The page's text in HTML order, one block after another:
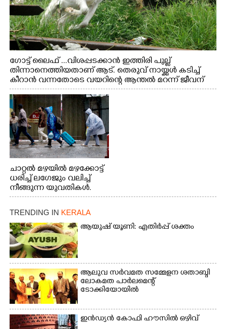
ഗോട്ട് ലൈഫ് ...വിശപ്പടക്കാൻ ഇത്തിരി പുല്ല്
തിന്നാനെത്തിയതാണ് ആട്. തെരുവ് നായ്ക്കൾ കടിച്ച്
കീറാൻ വന്നതോടെ വയറിന്റെ ആന്തൽ മറന്ന് ജീവന്
വേണ്ടിയായി ഓട്ടം. എറണാകുളം വാത്തുരുത്തിയിൽ
നിന്നുള്ള കാഴ്ച
ചാറ്റൽ മഴയിൽ മഴക്കോട്ട്
ധരിച്ച് ലഗേജും വലിച്ച്
നീങ്ങുന്ന യുവതികൾ.
എറണാകുളം മേനകയിൽ
നിന്നുള്ള കാഴ്ച
TRENDING IN KERALA
ആയുഷ് യൂണി: എതിർപ്പ് ശക്തം
ആലുവ സർവമത സമ്മേളന ശതാബ്ദി
ലോകമത പാർലമെന്റ്
ടോക്കിയോയിൽ
ഇൻഡ്യൻ കോഫി ഹൗസിൽ ഒഴിവ്